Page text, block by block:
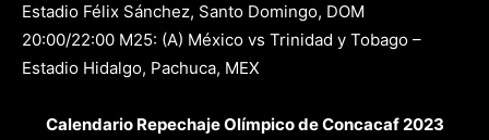
Estadio Félix Sánchez, Santo Domingo, DOM
20:00/22:00 M25: (A) México vs Trinidad y Tobago –
Estadio Hidalgo, Pachuca, MEX
Calendario Repechaje Olímpico de Concacaf 2023